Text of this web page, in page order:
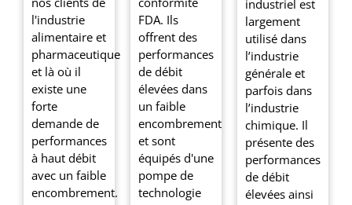
l'industrie
alimentaire et
pharmaceutique
et là où il
existe une
forte
demande de
performances
à haut débit
avec un faible
encombrement.
FDA. Ils
offrent des
performances
de débit
élevées dans
un faible
encombrement
et sont
équipés d'une
pompe de
technologie
industriel est
largement
utilisé dans
l’industrie
générale et
parfois dans
l’industrie
chimique. Il
présente des
performances
de débit
élevées ainsi